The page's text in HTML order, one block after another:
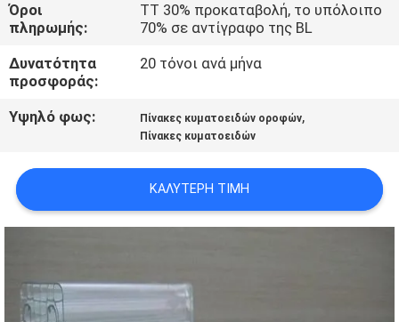
ΖΗΤΉΣΤΕ
ΈΝΑ
ΑΠΌΣΠΑΣΜΑ
PRIVACY
POLICY
Όροι
πληρωμής:
TT 30% προκαταβολή, το υπόλοιπο
70% σε αντίγραφο της BL
Δυνατότητα
προσφοράς:
20 τόνοι ανά μήνα
Υψηλό φως: Πίνακες κυματοειδών οροφών,
Πίνακες κυματοειδών
ΚΑΛΎΤΕΡΗ ΤΙΜΉ